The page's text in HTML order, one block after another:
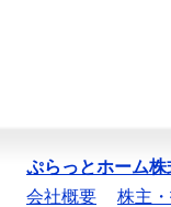
ぷらっとホーム株
会社概要
株主